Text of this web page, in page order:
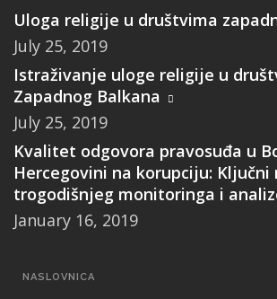
Uloga religije u društvima
July 25, 2019
Istraživanje uloge religije u
Zapadnog Balkana
July 25, 2019
Kvalitet odgovora pravosuđa u
Hercegovini na korupciju: Ključni
trogodišnjeg monitoringa i
January 16, 2019
MAIN
NASLOVNICA